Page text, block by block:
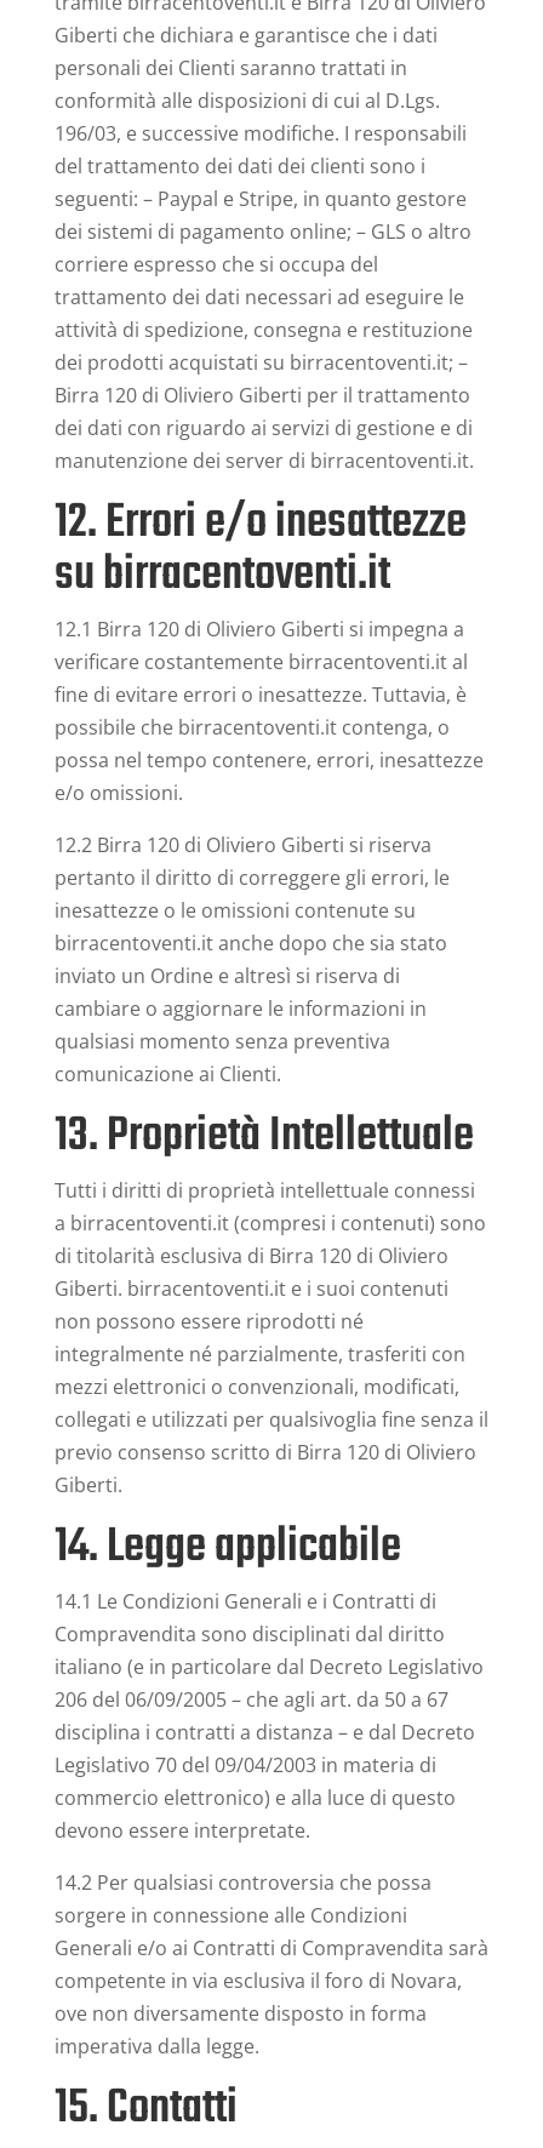
Giberti che dichiara e garantisce che i dati
personali dei Clienti saranno trattati in
conformità alle disposizioni di cui al D.Lgs.
196/03, e successive modifiche. I responsabili
del trattamento dei dati dei clienti sono i
seguenti: – Paypal e Stripe, in quanto gestore
dei sistemi di pagamento online; – GLS o altro
corriere espresso che si occupa del
trattamento dei dati necessari ad eseguire le
attività di spedizione, consegna e restituzione
dei prodotti acquistati su birracentoventi.it; –
Birra 120 di Oliviero Giberti per il trattamento
dei dati con riguardo ai servizi di gestione e di
manutenzione dei server di birracentoventi.it.
12. Errori e/o inesattezze
su birracentoventi.it
12.1 Birra 120 di Oliviero Giberti si impegna a
verificare costantemente birracentoventi.it al
fine di evitare errori o inesattezze. Tuttavia, è
possibile che birracentoventi.it contenga, o
possa nel tempo contenere, errori, inesattezze
e/o omissioni.
12.2 Birra 120 di Oliviero Giberti si riserva
pertanto il diritto di correggere gli errori, le
inesattezze o le omissioni contenute su
birracentoventi.it anche dopo che sia stato
inviato un Ordine e altresì si riserva di
cambiare o aggiornare le informazioni in
qualsiasi momento senza preventiva
comunicazione ai Clienti.
13. Proprietà Intellettuale
Tutti i diritti di proprietà intellettuale connessi
a birracentoventi.it (compresi i contenuti) sono
di titolarità esclusiva di Birra 120 di Oliviero
Giberti. birracentoventi.it e i suoi contenuti
non possono essere riprodotti né
integralmente né parzialmente, trasferiti con
mezzi elettronici o convenzionali, modificati,
collegati e utilizzati per qualsivoglia fine senza il
previo consenso scritto di Birra 120 di Oliviero
Giberti.
14. Legge applicabile
14.1 Le Condizioni Generali e i Contratti di
Compravendita sono disciplinati dal diritto
italiano (e in particolare dal Decreto Legislativo
206 del 06/09/2005 – che agli art. da 50 a 67
disciplina i contratti a distanza – e dal Decreto
Legislativo 70 del 09/04/2003 in materia di
commercio elettronico) e alla luce di questo
devono essere interpretate.
14.2 Per qualsiasi controversia che possa
sorgere in connessione alle Condizioni
Generali e/o ai Contratti di Compravendita sarà
competente in via esclusiva il foro di Novara,
ove non diversamente disposto in forma
imperativa dalla legge.
15. Contatti